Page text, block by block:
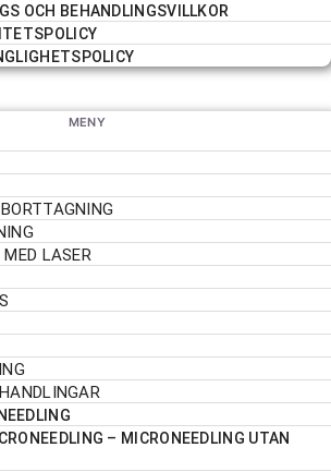
OCH BEHANDLINGSVILLKOR
LASER
– MICRONEEDLING UTAN